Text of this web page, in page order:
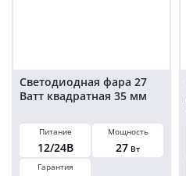
Светодиодная фара 27
Ватт квадратная 35 мм
Питание
12/24В
Мощность
27 Вт
Гарантия